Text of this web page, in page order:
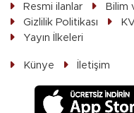
Resmi ilanlar
Bilim
Gizlilik Politikası
Yayın İlkeleri
Künye İletişim